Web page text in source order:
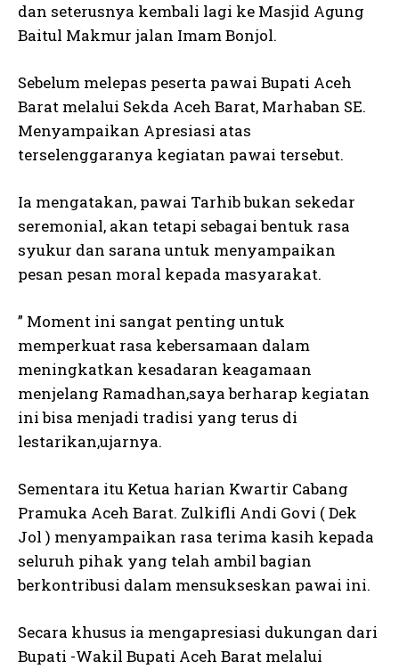
dan seterusnya kembali lagi ke Masjid Agung
Baitul Makmur jalan Imam Bonjol.
Sebelum melepas peserta pawai Bupati Aceh
Barat melalui Sekda Aceh Barat, Marhaban SE.
Menyampaikan Apresiasi atas
terselenggaranya kegiatan pawai tersebut.
Ia mengatakan, pawai Tarhib bukan sekedar
seremonial, akan tetapi sebagai bentuk rasa
syukur dan sarana untuk menyampaikan
pesan pesan moral kepada masyarakat.
” Moment ini sangat penting untuk
memperkuat rasa kebersamaan dalam
meningkatkan kesadaran keagamaan
menjelang Ramadhan,saya berharap kegiatan
ini bisa menjadi tradisi yang terus di
lestarikan,ujarnya.
Sementara itu Ketua harian Kwartir Cabang
Pramuka Aceh Barat. Zulkifli Andi Govi ( Dek
Jol ) menyampaikan rasa terima kasih kepada
seluruh pihak yang telah ambil bagian
berkontribusi dalam mensukseskan pawai ini.
Secara khusus ia mengapresiasi dukungan dari
Bupati -Wakil Bupati Aceh Barat melalui